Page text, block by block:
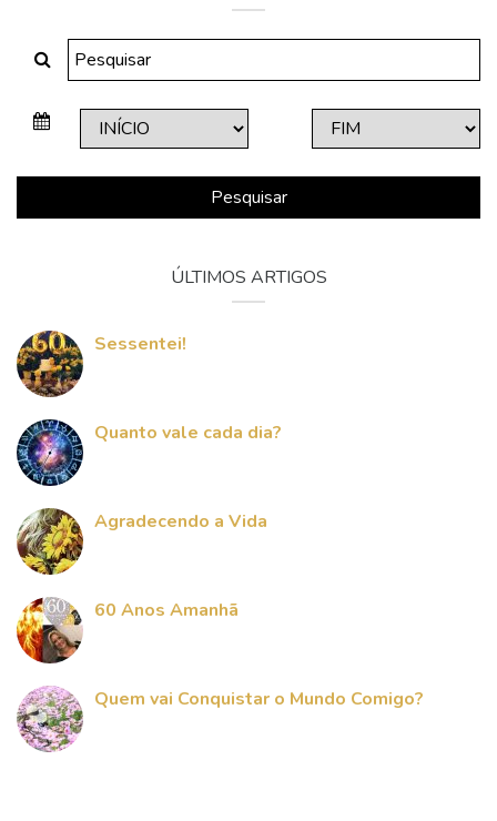
Pesquisar
ÚLTIMOS ARTIGOS
Sessentei!
Quanto vale cada dia?
Agradecendo a Vida
60 Anos Amanhã
Quem vai Conquistar o Mundo Comigo?